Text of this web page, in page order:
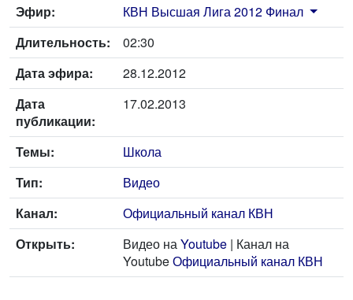
Эфир:
КВН Высшая Лига 2012 Финал
Длительность:
02:30
Дата эфира:
28.12.2012
Дата
публикации:
17.02.2013
Темы:
Школа
Тип:
Видео
Канал:
Официальный канал КВН
Открыть:
Видео наYoutube | Канал на
YoutubeОфициальный канал КВН